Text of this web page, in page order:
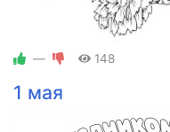
— 148
1 мая